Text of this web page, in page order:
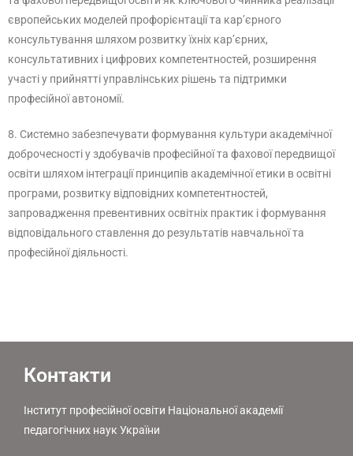
європейських моделей профорієнтації та кар’єрного
консультування шляхом розвитку їхніх кар’єрних,
консультативних і цифрових компетентностей, розширення
участі у прийнятті управлінських рішень та підтримки
професійної автономії.
8. Системно забезпечувати формування культури академічної
доброчесності у здобувачів професійної та фахової передвищої
освіти шляхом інтеграції принципів академічної етики в освітні
програми, розвитку відповідних компетентностей,
запровадження превентивних освітніх практик і формування
відповідального ставлення до результатів навчальної та
професійної діяльності.
Контакти
Інститут професійної освіти Національної академії
педагогічних наук України